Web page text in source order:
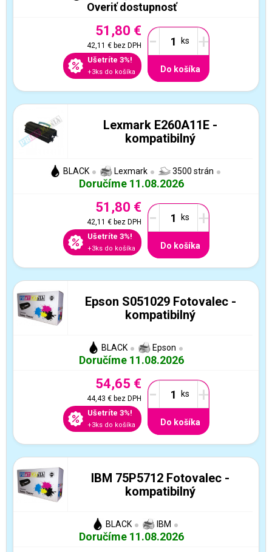
Overiť dostupnosť
51,80 €
42,11 €bez DPH
Ušetríte 3%!
+3ks do košíka
- +
Do košíka
Lexmark E260A11E -
kompatibilný
BLACK Lexmark 3500 strán
Doručíme 11.08.2026
51,80 €
42,11 €bez DPH
Ušetríte 3%!
+3ks do košíka
- +
Do košíka
Epson S051029 Fotovalec -
kompatibilný
BLACK Epson
Doručíme 11.08.2026
54,65 €
44,43 €bez DPH
Ušetríte 3%!
+3ks do košíka
- +
Do košíka
IBM 75P5712 Fotovalec -
kompatibilný
BLACK IBM
Doručíme 11.08.2026